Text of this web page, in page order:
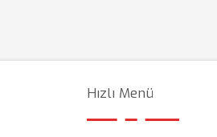
Hızlı Menü